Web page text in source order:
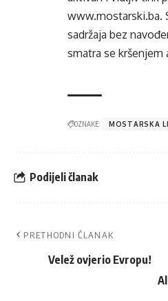
www.mostarski.ba.
sadržaja bez
smatra se kršenjem
OZNAKE: MOSTARSKA
Podijeli članak
PRETHODNI ČLANAK
Velež ovjerio Evropu!